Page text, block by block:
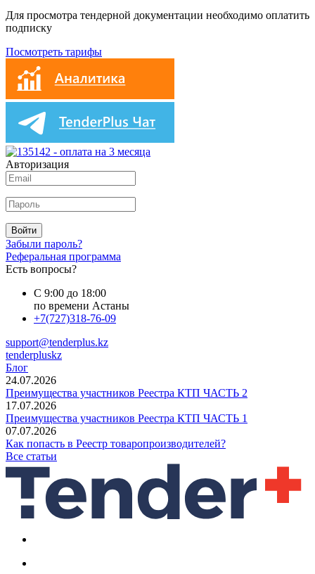
Для просмотра тендерной документации необходимо оплатить
подписку
Посмотреть тарифы
Авторизация
Войти
Забыли пароль?
Реферальная программа
Есть вопросы?
С 9:00 до 18:00
по времени Астаны
+7(727)318-76-09
support@tenderplus.kz
tenderpluskz
Блог
24.07.2026
Преимущества участников Реестра КТП ЧАСТЬ 2
17.07.2026
Преимущества участников Реестра КТП ЧАСТЬ 1
07.07.2026
Как попасть в Реестр товаропроизводителей?
Все статьи